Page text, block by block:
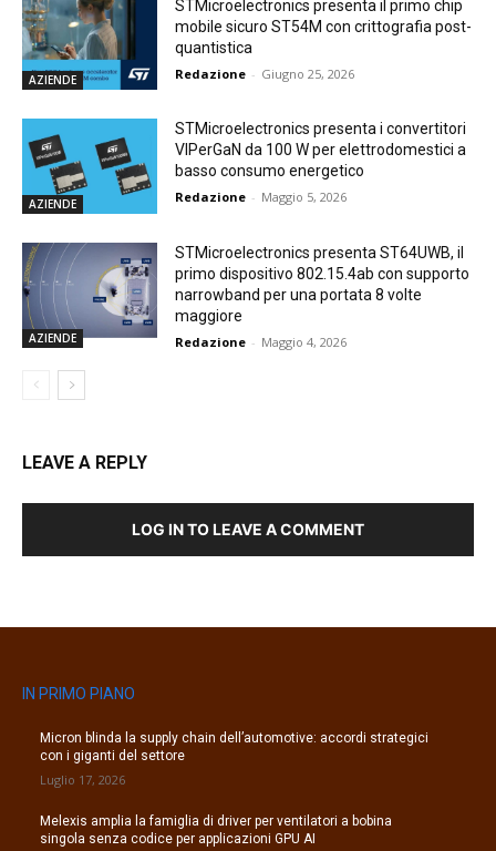
AZIENDE
STMicroelectronics presenta il primo chip
mobile sicuro ST54M con crittografia post-
quantistica
Redazione - Giugno 25, 2026
AZIENDE
STMicroelectronics presenta i convertitori
VIPerGaN da 100 W per elettrodomestici a
basso consumo energetico
Redazione - Maggio 5, 2026
AZIENDE
STMicroelectronics presenta ST64UWB, il
primo dispositivo 802.15.4ab con supporto
narrowband per una portata 8 volte
maggiore
Redazione - Maggio 4, 2026
LEAVE A REPLY
LOG IN TO LEAVE A COMMENT
IN PRIMO PIANO
Micron blinda la supply chain dell’automotive: accordi strategici
con i giganti del settore
Luglio 17, 2026
Melexis amplia la famiglia di driver per ventilatori a bobina
singola senza codice per applicazioni GPU AI